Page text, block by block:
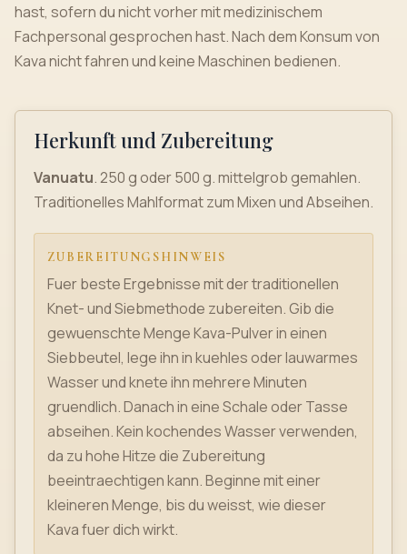
hast, sofern du nicht vorher mit medizinischem
Fachpersonal gesprochen hast. Nach dem Konsum von
Kava nicht fahren und keine Maschinen bedienen.
Herkunft und Zubereitung
Vanuatu. 250 g oder 500 g. mittelgrob gemahlen.
Traditionelles Mahlformat zum Mixen und Abseihen.
ZUBEREITUNGSHINWEIS
Fuer beste Ergebnisse mit der traditionellen
Knet- und Siebmethode zubereiten. Gib die
gewuenschte Menge Kava-Pulver in einen
Siebbeutel, lege ihn in kuehles oder lauwarmes
Wasser und knete ihn mehrere Minuten
gruendlich. Danach in eine Schale oder Tasse
abseihen. Kein kochendes Wasser verwenden,
da zu hohe Hitze die Zubereitung
beeintraechtigen kann. Beginne mit einer
kleineren Menge, bis du weisst, wie dieser
Kava fuer dich wirkt.